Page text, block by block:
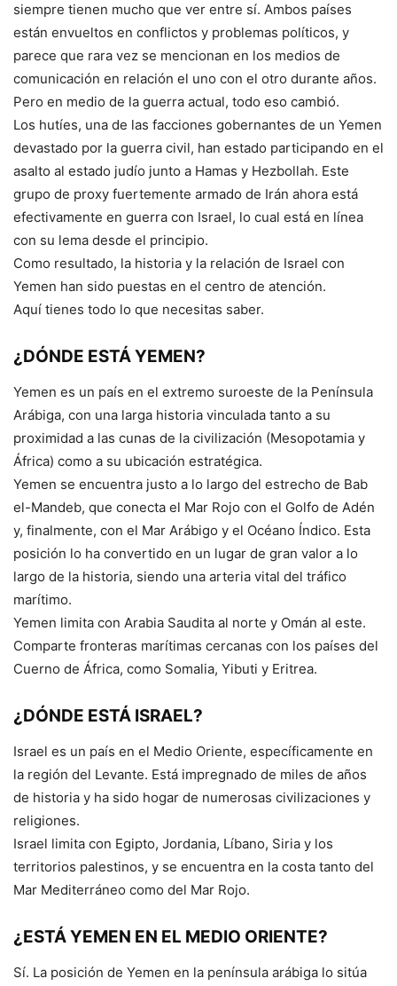
siempre tienen mucho que ver entre sí. Ambos países
están envueltos en conflictos y problemas políticos, y
parece que rara vez se mencionan en los medios de
comunicación en relación el uno con el otro durante años.
Pero en medio de la guerra actual, todo eso cambió.
Los hutíes, una de las facciones gobernantes de un Yemen
devastado por la guerra civil, han estado participando en el
asalto al estado judío junto a Hamas y Hezbollah. Este
grupo de proxy fuertemente armado de Irán ahora está
efectivamente en guerra con Israel, lo cual está en línea
con su lema desde el principio.
Como resultado, la historia y la relación de Israel con
Yemen han sido puestas en el centro de atención.
Aquí tienes todo lo que necesitas saber.
¿DÓNDE ESTÁ YEMEN?
Yemen es un país en el extremo suroeste de la Península
Arábiga, con una larga historia vinculada tanto a su
proximidad a las cunas de la civilización (Mesopotamia y
África) como a su ubicación estratégica.
Yemen se encuentra justo a lo largo del estrecho de Bab
el-Mandeb, que conecta el Mar Rojo con el Golfo de Adén
y, finalmente, con el Mar Arábigo y el Océano Índico. Esta
posición lo ha convertido en un lugar de gran valor a lo
largo de la historia, siendo una arteria vital del tráfico
marítimo.
Yemen limita con Arabia Saudita al norte y Omán al este.
Comparte fronteras marítimas cercanas con los países del
Cuerno de África, como Somalia, Yibuti y Eritrea.
¿DÓNDE ESTÁ ISRAEL?
Israel es un país en el Medio Oriente, específicamente en
la región del Levante. Está impregnado de miles de años
de historia y ha sido hogar de numerosas civilizaciones y
religiones.
Israel limita con Egipto, Jordania, Líbano, Siria y los
territorios palestinos, y se encuentra en la costa tanto del
Mar Mediterráneo como del Mar Rojo.
¿ESTÁ YEMEN EN EL MEDIO ORIENTE?
Sí. La posición de Yemen en la península arábiga lo sitúa